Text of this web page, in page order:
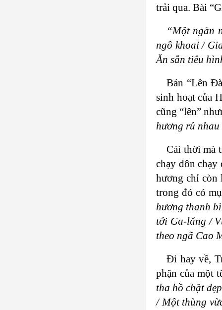
trải qua. Bài
“Một ngàn
ngô khoai /
Ăn sắn tiêu
Bản “Lên
sinh hoạt của
cũng “lên”
hương rủ
Cái thời mà
chạy đôn
hương chỉ còn
trong đó có
hương thanh
tới Ga-lăng /
theo ngã Cao
Đi hay về,
phận của một
tha hồ chặt
/ Một thùng